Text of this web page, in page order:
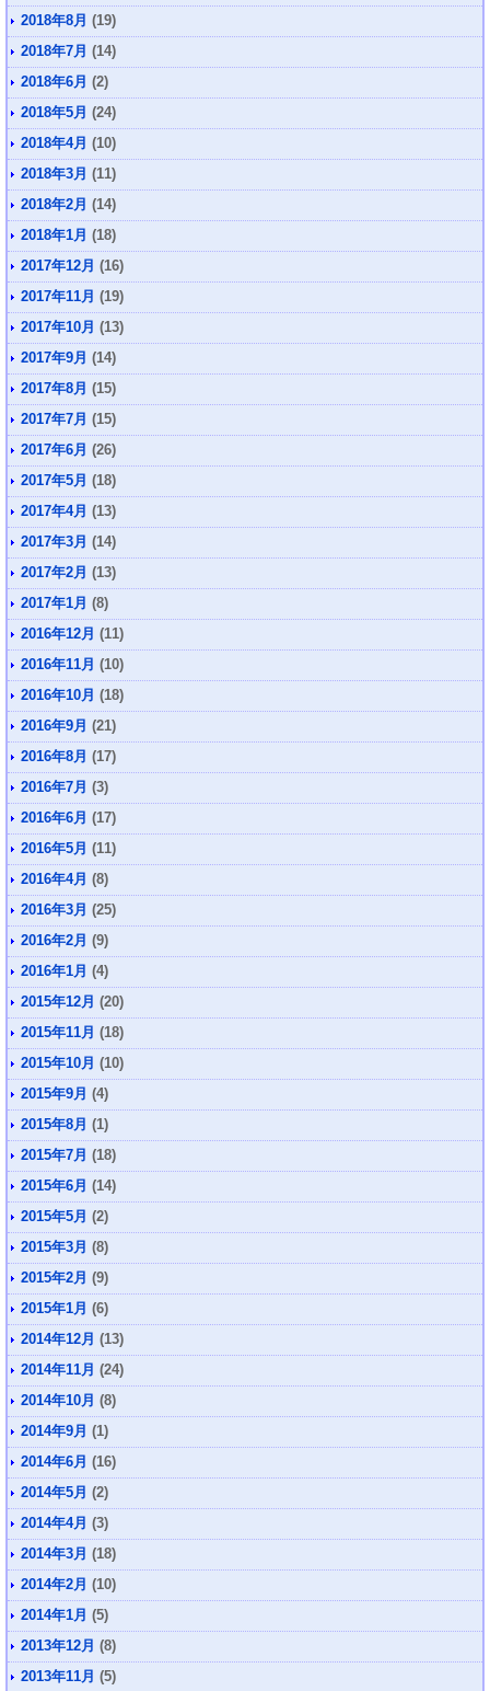
2018年8月 (19)
2018年7月 (14)
2018年6月 (2)
2018年5月 (24)
2018年4月 (10)
2018年3月 (11)
2018年2月 (14)
2018年1月 (18)
2017年12月 (16)
2017年11月 (19)
2017年10月 (13)
2017年9月 (14)
2017年8月 (15)
2017年7月 (15)
2017年6月 (26)
2017年5月 (18)
2017年4月 (13)
2017年3月 (14)
2017年2月 (13)
2017年1月 (8)
2016年12月 (11)
2016年11月 (10)
2016年10月 (18)
2016年9月 (21)
2016年8月 (17)
2016年7月 (3)
2016年6月 (17)
2016年5月 (11)
2016年4月 (8)
2016年3月 (25)
2016年2月 (9)
2016年1月 (4)
2015年12月 (20)
2015年11月 (18)
2015年10月 (10)
2015年9月 (4)
2015年8月 (1)
2015年7月 (18)
2015年6月 (14)
2015年5月 (2)
2015年3月 (8)
2015年2月 (9)
2015年1月 (6)
2014年12月 (13)
2014年11月 (24)
2014年10月 (8)
2014年9月 (1)
2014年6月 (16)
2014年5月 (2)
2014年4月 (3)
2014年3月 (18)
2014年2月 (10)
2014年1月 (5)
2013年12月 (8)
2013年11月 (5)